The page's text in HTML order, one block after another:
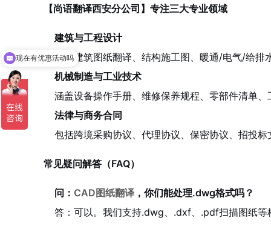
【尚语翻译西安分公司】专注三大专业领域
建筑与工程设计
擅长建筑图纸翻译、结构施工图、暖通/电气/给排
机械制造与工业技术
涵盖设备操作手册、维修保养规程、零部件清单
法律与商务合同
包括跨境采购协议、代理协议、保密协议、招投
常见疑问解答（FAQ）
问： CAD图纸翻译 ，你们能处理.dwg格式吗？
答：可以。我们支持.dwg、.dxf、.pdf扫描图纸
现在有优惠活动吗